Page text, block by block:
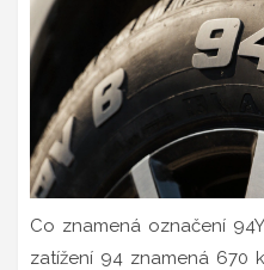
Co znamená označení
zatížení 94 znamená 670